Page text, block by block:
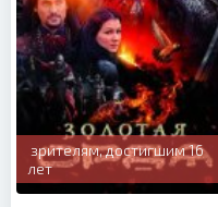
зрителям, достигшим 16
лет